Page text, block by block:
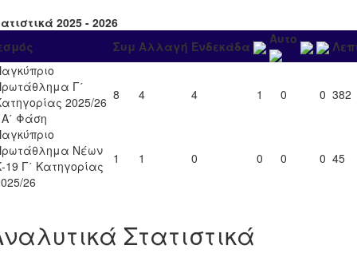
2025 - 2026
Συμ Αλλαγή Ενδεκάδα Αυτο
Γ΄
2025/26
Φάση
8 4 4 1 0 0 382
Νέων
19 Γ΄ Κατηγορίας
26
1 1 0 0 0 0 45
Στατιστικά